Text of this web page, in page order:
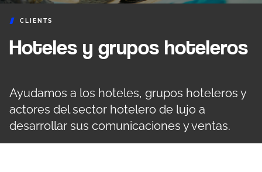
CLIENTS
Hoteles y grupos hoteleros
Ayudamos a los hoteles, grupos hoteleros y
actores del sector hotelero de lujo a
desarrollar sus comunicaciones y ventas.